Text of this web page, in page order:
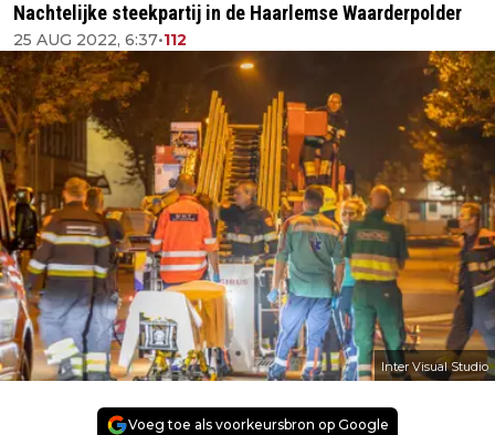
Nachtelijke steekpartij in de Haarlemse Waarderpolder
25 AUG 2022, 6:37•112
Inter Visual Studio
Voeg toe als voorkeursbron op Google